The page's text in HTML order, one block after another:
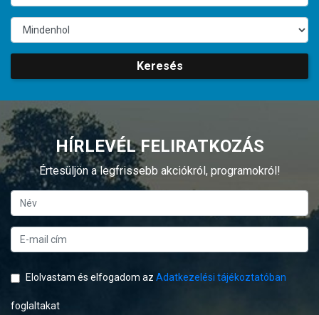
Keresés
HÍRLEVÉL FELIRATKOZÁS
Értesüljön a legfrissebb akciókról, programokról!
Elolvastam és elfogadom az Adatkezelési tájékoztatóban
foglaltakat